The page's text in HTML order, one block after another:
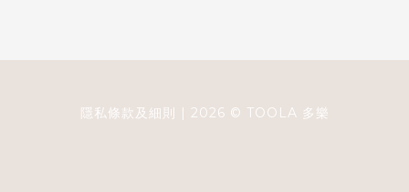
隱私條款及細則 | 2026 © TOOLA 多樂